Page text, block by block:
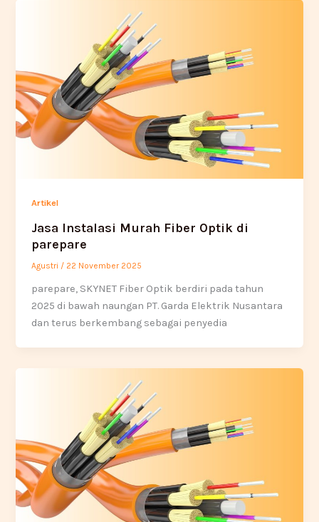
Artikel
Jasa Instalasi Murah Fiber Optik di
parepare
Agustri / 22 November 2025
parepare, SKYNET Fiber Optik berdiri pada tahun
2025 di bawah naungan PT. Garda Elektrik Nusantara
dan terus berkembang sebagai penyedia